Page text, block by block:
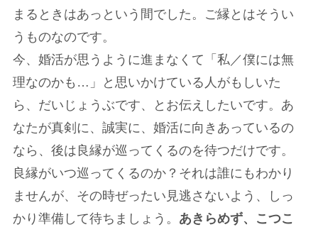
まるときはあっという間でした。ご縁とはそうい
うものなのです。
今、婚活が思うように進まなくて「私／僕には無
理なのかも…」と思いかけている人がもしいた
ら、だいじょうぶです、とお伝えしたいです。あ
なたが真剣に、誠実に、婚活に向きあっているの
なら、後は良縁が巡ってくるのを待つだけです。
良縁がいつ巡ってくるのか？それは誰にもわかり
ませんが、その時ぜったい見逃さないよう、しっ
かり準備して待ちましょう。 あきらめず、こつこ